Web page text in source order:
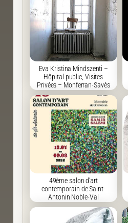
Eva Kristina Mindszenti –
Hôpital public, Visites
Privées – Monferran-Savès
49ème salon d’art
contemporain de Saint-
Antonin Noble-Val